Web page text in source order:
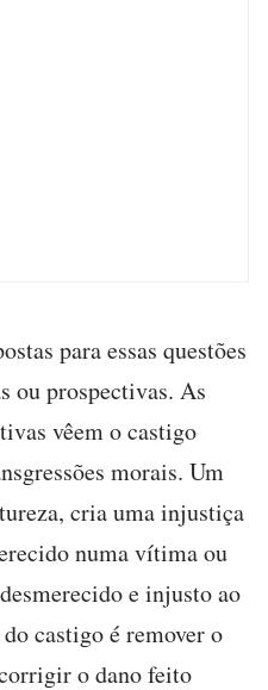
para essas questões
ou prospectivas. As
vêem o castigo
morais. Um
cria uma injustiça
numa vítima ou
e injusto ao
castigo é remover o
o dano feito